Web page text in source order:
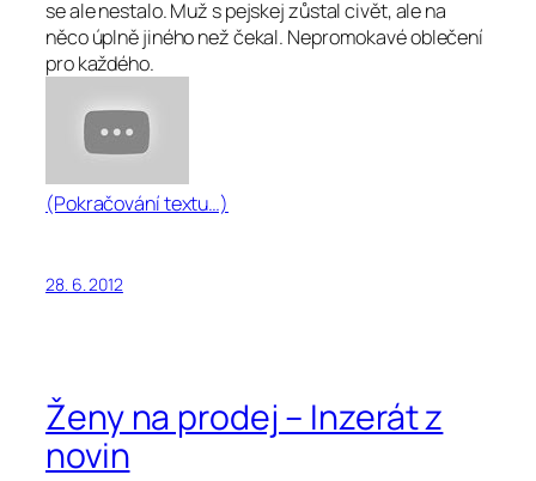
se ale nestalo. Muž s pejskej zůstal civět, ale na
něco úplně jiného než čekal. Nepromokavé oblečení
pro každého.
(Pokračování textu…)
28. 6. 2012
Ženy na prodej – Inzerát z
novin